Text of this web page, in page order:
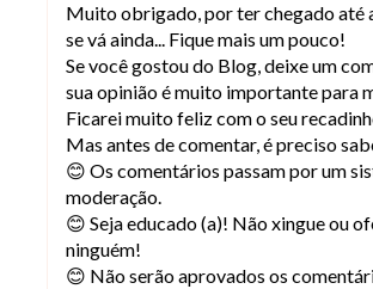
Muito obrigado, por ter chegado até
se vá ainda... Fique mais um pouco!
Se você gostou do Blog, deixe um
sua opinião é muito importante para
Ficarei muito feliz com o seu
Mas antes de comentar, é preciso
😊 Os comentários passam por um
moderação.
😊 Seja educado (a)! Não xingue ou
ninguém!
😊 Não serão aprovados os